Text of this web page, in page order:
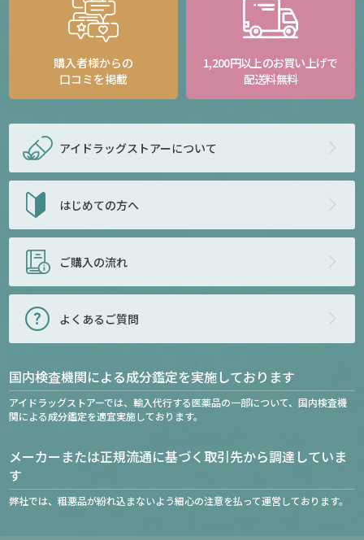
購入者様からの
口コミを掲載
1,200円以上のお買い上げで
配送料無料
アイドラッグストアーについて
はじめての方へ
ご購入の流れ
よくあるご質問
国内検査機関による成分鑑定を実施しております
アイドラッグストアーでは、輸入代行する医薬品の一部について、国内検査機
関による成分鑑定を適宜実施しております。
メーカーまたは正規流通に基づく取引先から調達していま
す
弊社では、粗悪品が紛れ込まないよう細心の注意を払って運営しております。